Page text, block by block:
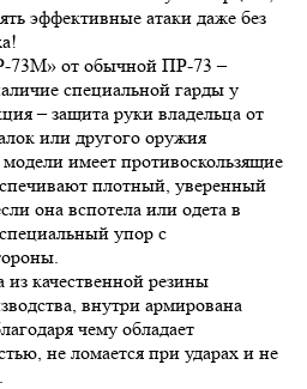
эффективные атаки даже без
73М» от обычной ПР-73 –
специальной гарды у
– защита руки владельца от
или другого оружия
имеет противоскользящие
плотный, уверенный
она вспотела или одета в
упор с
из качественной резины
внутри армирована
чему обладает
не ломается при ударах и не